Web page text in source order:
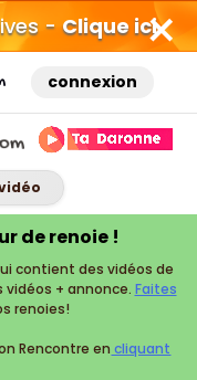
- Clique ici
connexion
de renoie !
contient des vidéos de
vidéos + annonce. Faites
renoies!
Rencontre en cliquant